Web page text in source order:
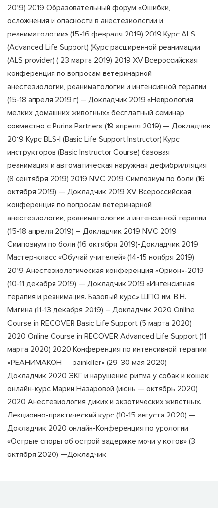
2019) 2019 Образовательный форум «Ошибки,
осложнения и опасности в анестезиологии и
реаниматологии» (15-16 февраля 2019) 2019 Курс ALS
(Advanced Life Support) (Курс расширенной реанимации
(ALS provider) ( 23 марта 2019) 2019 XV Всероссийская
конференция по вопросам ветеринарной
анестезиологии, реаниматологии и интенсивной терапии
(15-18 апреля 2019 г) – Докладчик 2019 «Неврология
мелких домашних животных» бесплатный семинар
совместно с Purina Partners (19 апреля 2019) — Докладчик
2019 Курс BLS-I (Basic Life Support Instructor) Курс
инструкторов (Basic Instructor Course) базовая
реанимация и автоматическая наружная дефибрилляция
(8 сентября 2019) 2019 NVC 2019 Симпозиум по боли (16
октября 2019) — Докладчик 2019 XV Всероссийская
конференция по вопросам ветеринарной
анестезиологии, реаниматологии и интенсивной терапии
(15-18 апреля 2019) – Докладчик 2019 NVC 2019
Симпозиум по боли (16 октября 2019)-Докладчик 2019
Мастер-класс «Обучай учителей» (14-15 ноября 2019)
2019 Анестезиологическая конференция «Орион»-2019
(10-11 декабря 2019) — Докладчик 2019 «Интенсивная
терапия и реанимация. Базовый курс» ШПО им. В.Н.
Митина (11-13 декабря 2019) – Докладчик 2020 Online
Course in RECOVER Basic Life Support (5 марта 2020)
2020 Online Course in RECOVER Advanced Life Support (11
марта 2020) 2020 Конференция по интенсивной терапии
«РЕАНИМАКОН — painkiller» (29-30 мая 2020) —
Докладчик 2020 ЭКГ и нарушение ритма у собак и кошек
онлайн-курс Марии Назаровой (июнь — октябрь 2020)
2020 Анестезиология диких и экзотических животных.
Лекционно-практический курс (10-15 августа 2020) —
Докладчик 2020 онлайн-Конференция по урологии
«Острые споры об острой задержке мочи у котов» (3
октября 2020) —Докладчик